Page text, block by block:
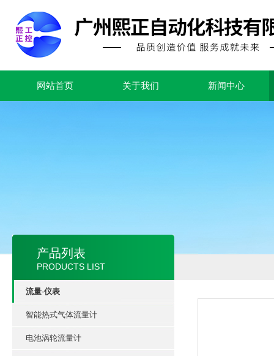
网站首页 关于我们 新闻中心
产品列表
PRODUCTS LIST
流量-仪表
智能热式气体流量计
电池涡轮流量计